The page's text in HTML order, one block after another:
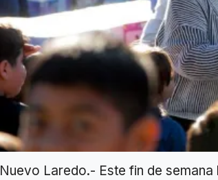
Nuevo Laredo.- Este fin de